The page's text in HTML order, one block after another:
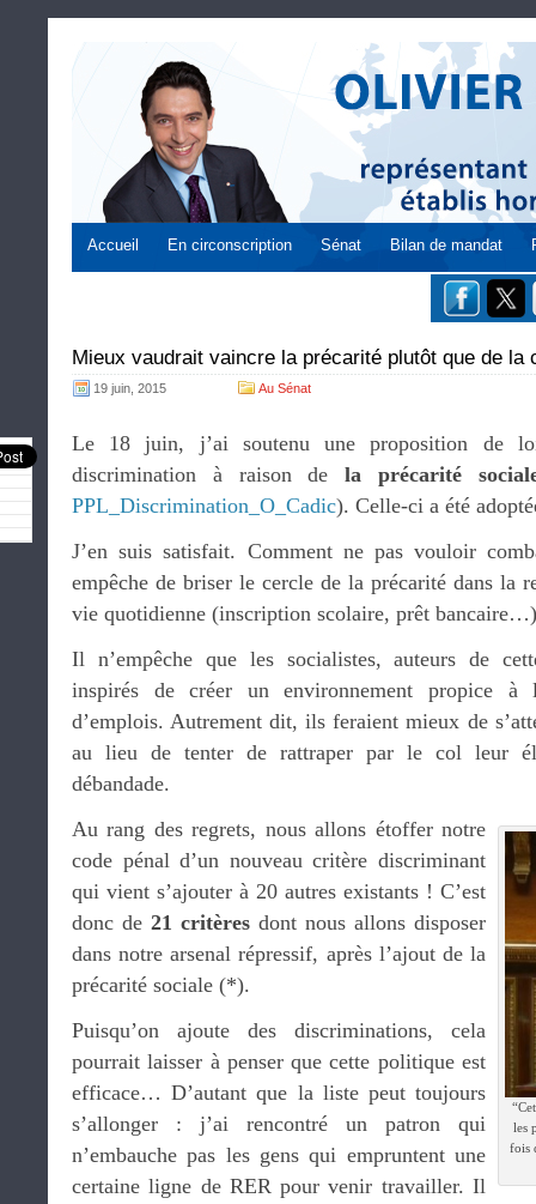
Accueil En circonscription Sénat Bilan de mandat
Mieux vaudrait vaincre la précarité plutôt que de la
19 juin, 2015 Au Sénat
Le 18 juin, j’ai soutenu une proposition de
discrimination à raison dela précarité
PPL_Discrimination_O_Cadic). Celle-ci a été
J’en suis satisfait. Comment ne pas vouloir
empêche de briser le cercle de la précarité dans la
vie quotidienne (inscription scolaire, prêt
Il n’empêche que les socialistes, auteurs de
inspirés de créer un environnement propice à
d’emplois. Autrement dit, ils feraient mieux de
au lieu de tenter de rattraper par le col leur
débandade.
les
fois
Au rang des regrets, nous allons étoffer notre
code pénal d’un nouveau critère discriminant
qui vient s’ajouter à 20 autres existants ! C’est
donc de 21 critères dont nous allons disposer
dans notre arsenal répressif, après l’ajout de la
précarité sociale (*).
Puisqu’on ajoute des discriminations, cela
pourrait laisser à penser que cette politique est
efficace… D’autant que la liste peut toujours
s’allonger : j’ai rencontré un patron qui
n’embauche pas les gens qui empruntent une
certaine ligne de RER pour venir travailler. Il